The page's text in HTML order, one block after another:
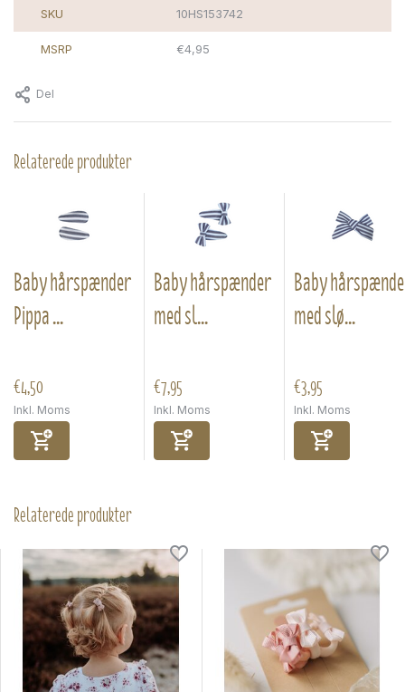
SKU 10HS153742
MSRP €4,95
Del
Relaterede produkter
Baby hårspænder
Pippa ...
€4,50
Inkl. Moms
Baby hårspænder
med sl...
€7,95
Inkl. Moms
Baby hårspænde
med slø...
€3,95
Inkl. Moms
Relaterede produkter